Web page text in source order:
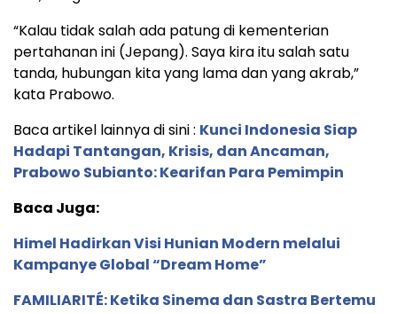
“Kalau tidak salah ada patung di kementerian
pertahanan ini (Jepang). Saya kira itu salah satu
tanda, hubungan kita yang lama dan yang akrab,”
kata Prabowo.
Baca artikel lainnya di sini : Kunci Indonesia Siap
Hadapi Tantangan, Krisis, dan Ancaman,
Prabowo Subianto: Kearifan Para Pemimpin
Baca Juga:
Himel Hadirkan Visi Hunian Modern melalui
Kampanye Global “Dream Home”
FAMILIARITÉ: Ketika Sinema dan Sastra Bertemu